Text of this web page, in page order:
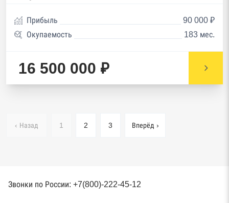
Прибыль
90 000 ₽
Окупаемость
183 мес.
16 500 000 ₽
‹ Назад 1 2 3 Вперёд ›
Звонки по России: +7(800)-222-45-12